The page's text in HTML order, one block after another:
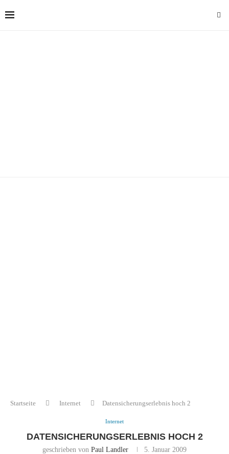
Startseite Internet Datensicherungserlebnis hoch 2
Internet
DATENSICHERUNGSERLEBNIS HOCH 2
geschrieben von Paul Landler 5. Januar 2009